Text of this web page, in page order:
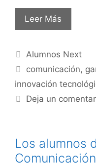
Leer Más
Alumnos Next
comunicación,
innovación
Deja un
Los alumnos